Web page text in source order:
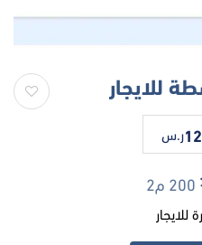
للايجار
ر.س
200 م2
للايجار